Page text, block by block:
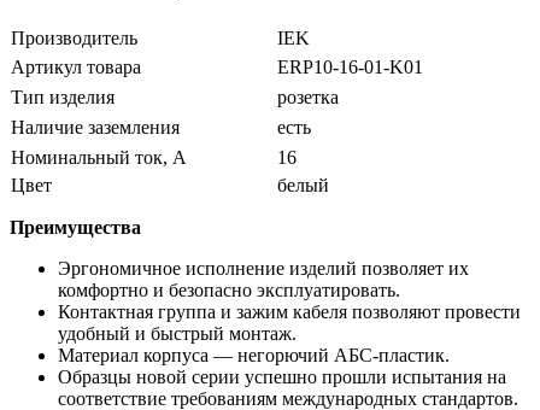
Производитель
IEK
Артикул товара
ERP10-16-01-K01
Тип изделия
розетка
Наличие заземления
есть
Номинальный ток, А
16
Цвет
белый
Преимущества
Эргономичное исполнение изделий позволяет их
комфортно и безопасно эксплуатировать.
Контактная группа и зажим кабеля позволяют провести
удобный и быстрый монтаж.
Материал корпуса — негорючий АБС-пластик.
Образцы новой серии успешно прошли испытания на
соответствие требованиям международных стандартов.